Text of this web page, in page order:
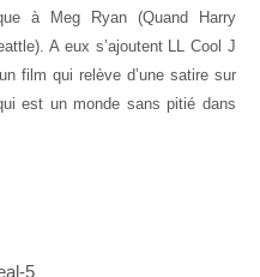
à Meg Ryan (Quand Harry
A eux s’ajoutent LL Cool J
film qui relève d’une satire sur
est un monde sans pitié dans